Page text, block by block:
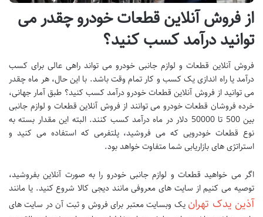
از فروش آنلاین قطعات خودرو چقدر می
توانید درآمد کسب کنید؟
فروش آنلاین قطعات و لوازم جانبی خودرو می تواند راهی عالی برای کسب
درآمد یا راه اندازی یک کسب و کار تمام وقت باشد. با این حال، هر ماه چقدر
می توانید از فروش آنلاین قطعات خودرو درآمد کسب کنید؟ طبق آمار جهانی،
خرده فروشان قطعات خودرو می توانند از فروش آنلاین قطعات و لوازم جانبی
بین 500 تا 50000 دلار در ماه درآمد کسب کنند. البته این مقدار بسته به
نوع قطعات خودرویی که می فروشید، پلتفرمی که استفاده می کنید و
استراتژی های بازاریابی شما متفاوت خواهد بود.
اگر می خواهید قطعات و لوازم جانبی خودرو را به صورت آنلاین بفروشید،
توصیه می کنیم از سایت های معروفی مانند دیجی کالا شروع کنید. یا مانند
آذین یدک تهران یک وبسایت معتبر برای فروش و ثبت آن در سایت های